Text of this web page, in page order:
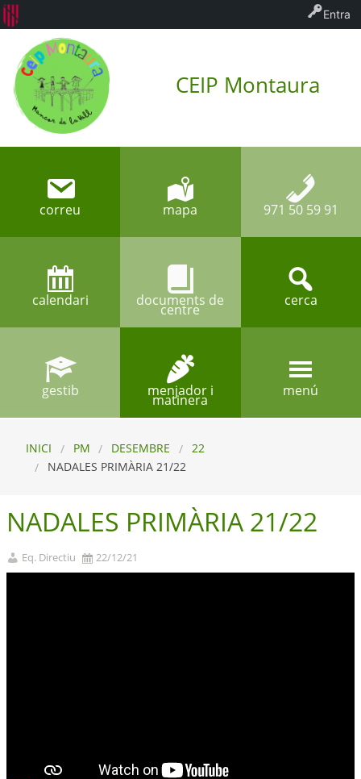
CEIP Montaura
correu mapa 971 50 59 91
calendari documents de
centre
cerca
gestib menjador i
matinera
menú
INICI PM DESEMBRE
22
NADALES PRIMÀRIA 21/22
NADALES PRIMÀRIA 21/22
Eq. Directiu 22/12/21
Entra